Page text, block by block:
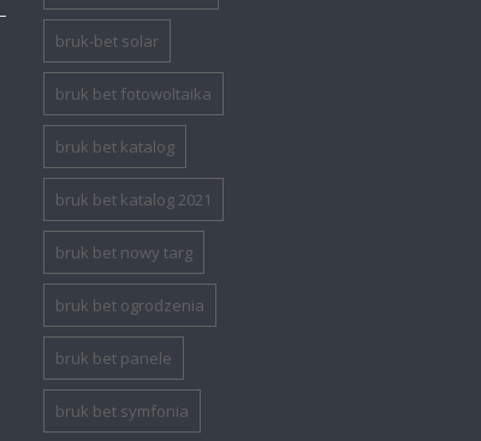
bruk-bet solar
bruk bet fotowoltaika
bruk bet katalog
bruk bet katalog 2021
bruk bet nowy targ
bruk bet ogrodzenia
bruk bet panele
bruk bet symfonia